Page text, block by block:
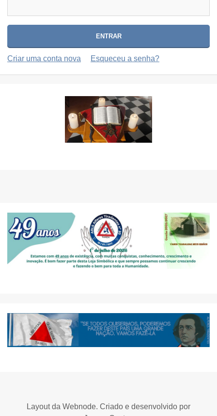
Criar uma conta nova Esqueceu a senha?
Layout da Webnode. Criado e desenvolvido por